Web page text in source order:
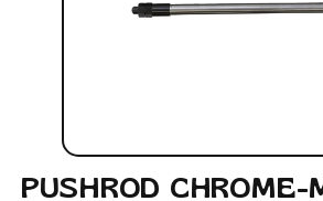
PUSHROD CHROME-